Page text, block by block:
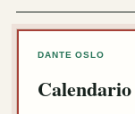
DANTE OSLO